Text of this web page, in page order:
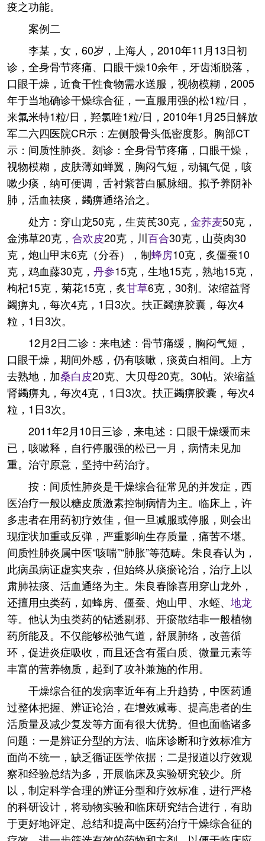
疫之功能。
案例二
李某，女，60岁，上海人，2010年11月13日初
诊，全身骨节疼痛、口眼干燥10余年，牙齿渐脱落，
口眼干燥，近食干性食物需水送服，视物模糊，2005
年于当地确诊干燥综合征，一直服用强的松1粒/日，
来氟米特1粒/日，羟氯喹1粒/日，2010年1月25日解放
军二六四医院CR示：左侧股骨头低密度影。胸部CT
示：间质性肺炎。刻诊：全身骨节疼痛，口眼干燥，
视物模糊，皮肤薄如蝉翼，胸闷气短，动辄气促，咳
嗽少痰，纳可便调，舌衬紫苔白腻脉细。拟予养阴补
肺，活血祛痰，蠲痹通络治之。
处方：穿山龙50克，生黄芪30克， 金荞麦50克，
金沸草20克， 合欢皮20克，川百合30克，山萸肉30
克，炮山甲末6克（分吞），制蜂房10克，炙僵蚕10
克，鸡血藤30克， 丹参15克，生地15克，熟地15克，
枸杞15克，菊花15克，炙甘草6克，30剂。浓缩益肾
蠲痹丸，每次4克，1日3次。扶正蠲痹胶囊，每次4
粒，1日3次。
12月2日二诊：来电述：骨节痛缓，胸闷气短，
口眼干燥，期间外感，仍有咳嗽，痰黄白相间。上方
去熟地，加桑白皮20克、大贝母20克。30帖。浓缩益
肾蠲痹丸，每次4克，1日3次。扶正蠲痹胶囊，每次4
粒，1日3次。
2011年2月10日三诊，来电述：口眼干燥缓而未
已，咳嗽释，自行停服强的松已一月，病情未见加
重。治守原意，坚持中药治疗。
按：间质性肺炎是干燥综合征常见的并发症，西
医治疗一般以糖皮质激素控制病情为主。临床上，许
多患者在用药初疗效佳，但一旦减服或停服，则会出
现症状加重或反弹，严重影响生存质量，痛苦不堪。
间质性肺炎属中医“咳喘”“肺胀”等范畴。朱良春认为，
此病虽病证虚实夹杂，但始终从痰瘀论治，治疗上以
肃肺祛痰、活血通络为主。朱良春除喜用穿山龙外，
还擅用虫类药，如蜂房、僵蚕、炮山甲、水蛭、 地龙
等。他认为虫类药的钻透剔邪、开瘀散结非一般植物
药所能及。不仅能够松弛气道，舒展肺络，改善循
环，促进炎症吸收，而且还含有蛋白质、微量元素等
丰富的营养物质，起到了攻补兼施的作用。
干燥综合征的发病率近年有上升趋势，中医药通
过整体把握、辨证论治，在增效减毒、提高患者的生
活质量及减少复发等方面有很大优势。但也面临诸多
问题：一是辨证分型的方法、临床诊断和疗效标准方
面尚不统一，缺乏循证医学依据；二是报道以疗效观
察和经验总结为多，开展临床及实验研究较少。所
以，制定科学合理的辨证分型和疗效标准，进行严格
的科研设计，将动物实验和临床研究结合进行，有助
于更好地评定、总结和提高中医药治疗干燥综合征的